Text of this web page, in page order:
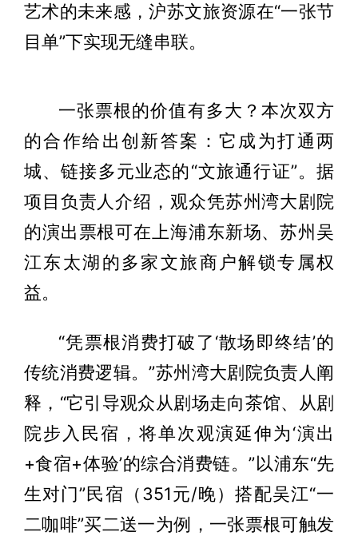
艺术的未来感，沪苏文旅资源在“一张节
目单”下实现无缝串联。
一张票根的价值有多大？本次双方
的合作给出创新答案：它成为打通两
城、链接多元业态的“文旅通行证”。据
项目负责人介绍，观众凭苏州湾大剧院
的演出票根可在上海浦东新场、苏州吴
江东太湖的多家文旅商户解锁专属权
益。
“凭票根消费打破了‘散场即终结’的
传统消费逻辑。”苏州湾大剧院负责人阐
释，“它引导观众从剧场走向茶馆、从剧
院步入民宿，将单次观演延伸为‘演出
+食宿+体验’的综合消费链。”以浦东“先
生对门”民宿（351元/晚）搭配吴江“一
二咖啡”买二送一为例，一张票根可触发